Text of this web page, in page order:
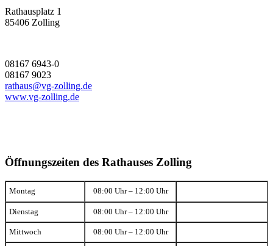
Rathausplatz 1
85406 Zolling
08167 6943-0
08167 9023
rathaus@vg-zolling.de
www.vg-zolling.de
Öffnungszeiten des Rathauses Zolling
Montag 08:00 Uhr – 12:00 Uhr
Dienstag 08:00 Uhr – 12:00 Uhr
Mittwoch 08:00 Uhr – 12:00 Uhr